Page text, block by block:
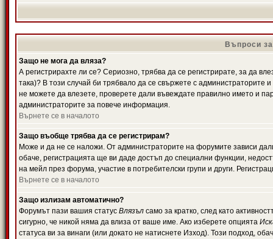
Въпроси
Защо не мога да вляза?
А регистрирахте ли се? Сериозно, трябва да се регистрирате, за да
така)? В този случай би трябвало да се свържете с администраторите
не можете да влезете, проверете дали въвеждате правилно името и
администраторите за повече информация.
Върнете се в началото
Защо въобще трябва да се регистрирам?
Може и да не се наложи. От администраторите на форумите зависи
обаче, регистрацията ще ви даде достъп до специални функции,
на мейл през форума, участие в потребителски групи и други.
Върнете се в началото
Защо излизам автоматично?
Форумът пази вашия статус Влязъл само за кратко, след като
сигурно, че никой няма да влиза от ваше име. Ако изберете опцията
статуса ви за винаги (или докато не натиснете Изход). Този подход,